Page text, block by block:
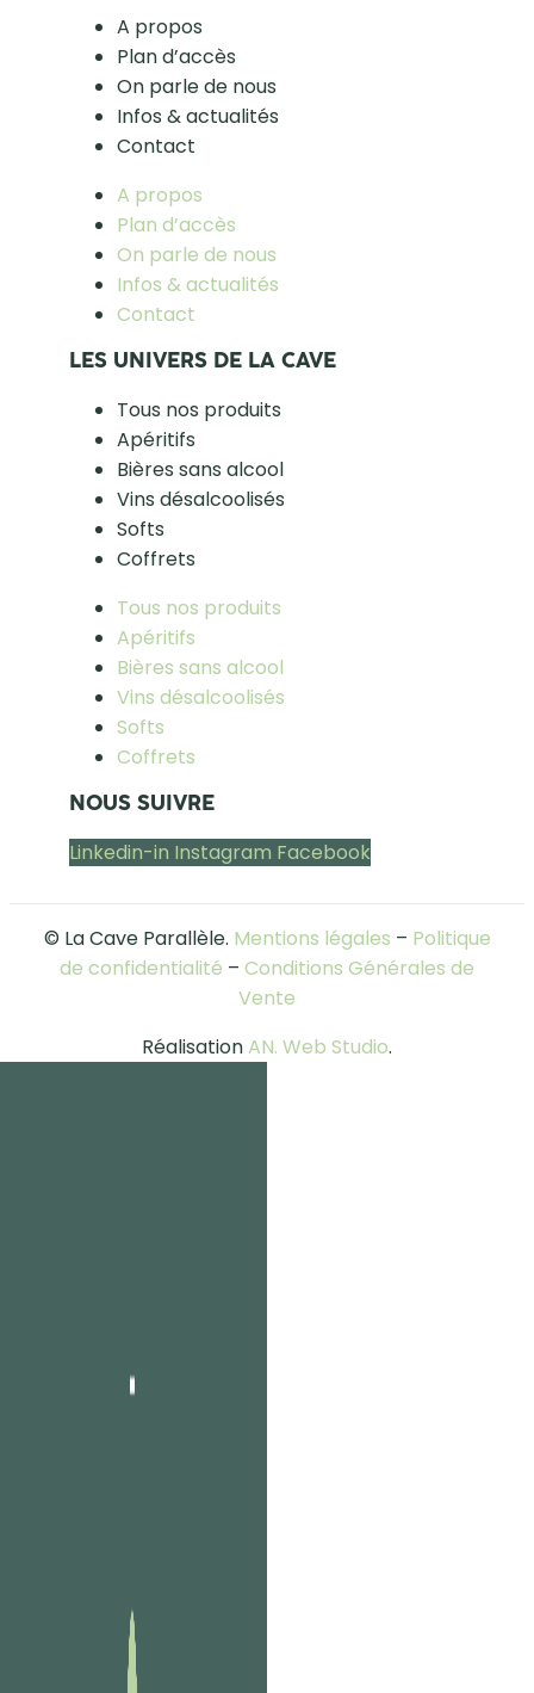
A propos
Plan d’accès
On parle de nous
Infos & actualités
Contact
A propos
Plan d’accès
On parle de nous
Infos & actualités
Contact
LES UNIVERS DE LA CAVE
Tous nos produits
Apéritifs
Bières sans alcool
Vins désalcoolisés
Softs
Coffrets
Tous nos produits
Apéritifs
Bières sans alcool
Vins désalcoolisés
Softs
Coffrets
NOUS SUIVRE
Linkedin-in Instagram Facebook
© La Cave Parallèle. Mentions légales – Politique
de confidentialité – Conditions Générales de
Vente
RéalisationAN. Web Studio.